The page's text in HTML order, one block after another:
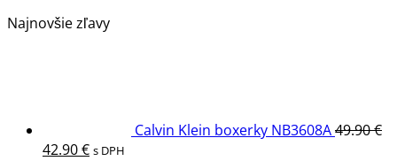
Najnovšie zľavy
Calvin Klein boxerky NB3608A49.90€
Pôvodná
42.90€Aktuálna
s DPH